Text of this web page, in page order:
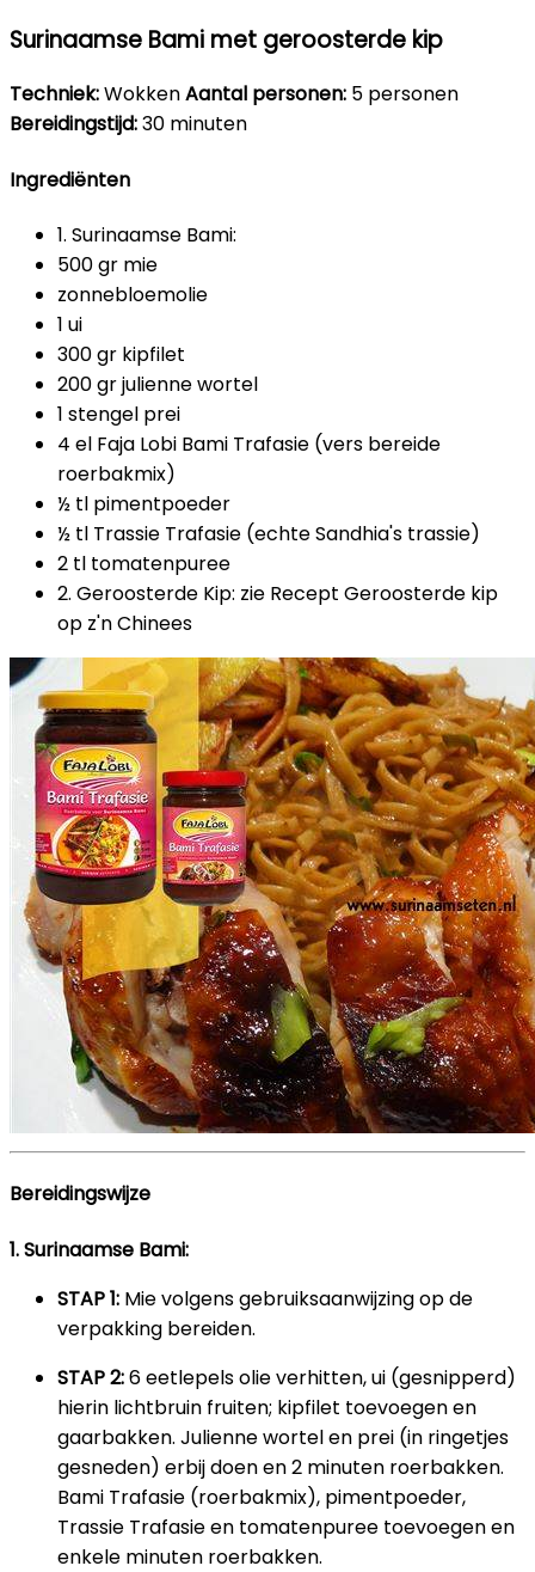
Surinaamse Bami met geroosterde kip
Techniek:WokkenAantal personen: 5 personen
Bereidingstijd:30 minuten
Ingrediënten
1. Surinaamse Bami:
500 gr mie
zonnebloemolie
1 ui
300 gr kipfilet
200 gr julienne wortel
1 stengel prei
4 el Faja Lobi Bami Trafasie (vers bereide
roerbakmix)
½ tl pimentpoeder
½ tl Trassie Trafasie (echte Sandhia's trassie)
2 tl tomatenpuree
2. Geroosterde Kip: zie Recept Geroosterde kip
op z'n Chinees
Bereidingswijze
1. Surinaamse Bami:
STAP 1: Mie volgens gebruiksaanwijzing op de
verpakking bereiden.
STAP 2:6 eetlepels olie verhitten, ui (gesnipperd)
hierin lichtbruin fruiten; kipfilet toevoegen en
gaarbakken. Julienne wortel en prei (in ringetjes
gesneden) erbij doen en 2 minuten roerbakken.
Bami Trafasie (roerbakmix), pimentpoeder,
Trassie Trafasie en tomatenpuree toevoegen en
enkele minuten roerbakken.